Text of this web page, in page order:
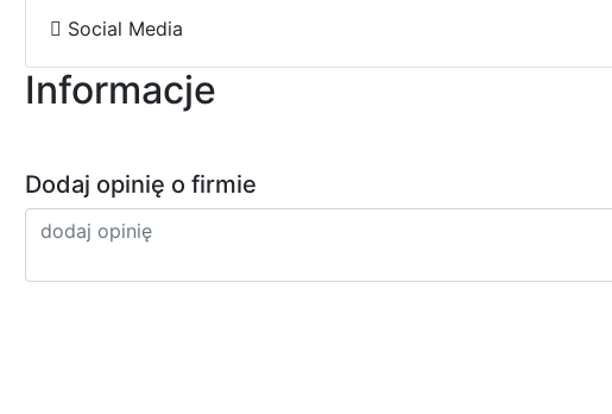
Social Media
Informacje
Dodaj opinię o firmie